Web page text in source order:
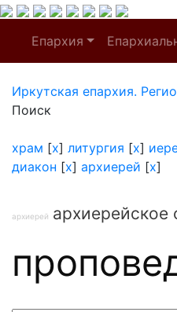
Епархия
Иркутская епархия.
Поиск
храм [x] литургия [x]
диакон [x] архиерей [x]
архиерей архиерейское